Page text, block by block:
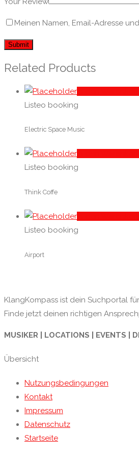
Meinen Namen, Email-Adresse
Related Products
Listeo booking
Electric Space Music
Listeo booking
Think Coffe
Listeo booking
Airport
KlangKompass ist dein Suchportal
Finde jetzt deinen richtigen
MUSIKER | LOCATIONS | EVENTS |
Übersicht
Nutzungsbedingungen
Kontakt
Impressum
Datenschutz
Startseite